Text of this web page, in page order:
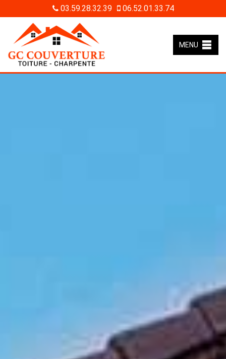
03.59.28.32.39 06.52.01.33.74
MENU